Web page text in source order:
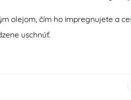
olejom, čím ho impregnujete a
uschnúť.